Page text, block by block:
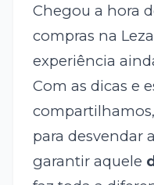
Chegou a hora
compras na
experiência
Com as dicas e
para desvendar
garantir aquele